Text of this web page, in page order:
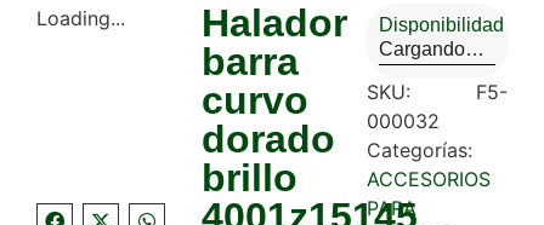
Loading...
Halador
barra
curvo
dorado
brillo
Disponibilidad
Cargando…
SKU: F5-
000032
Categorías:
ACCESORIOS
PARA